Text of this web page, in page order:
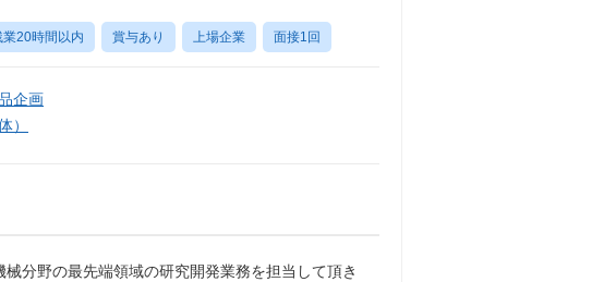
業20時間以内 賞与あり 上場企業 面接1回
企画
）
分野の最先端領域の研究開発業務を担当して頂き